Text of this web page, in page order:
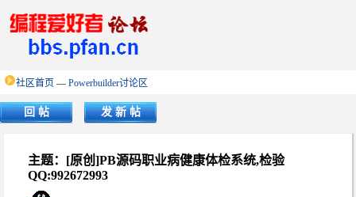
社区首页 — Powerbuilder讨论区
回 帖 发 新 帖
主题：[原创]PB源码职业病健康体检系统,检验
QQ:992672993